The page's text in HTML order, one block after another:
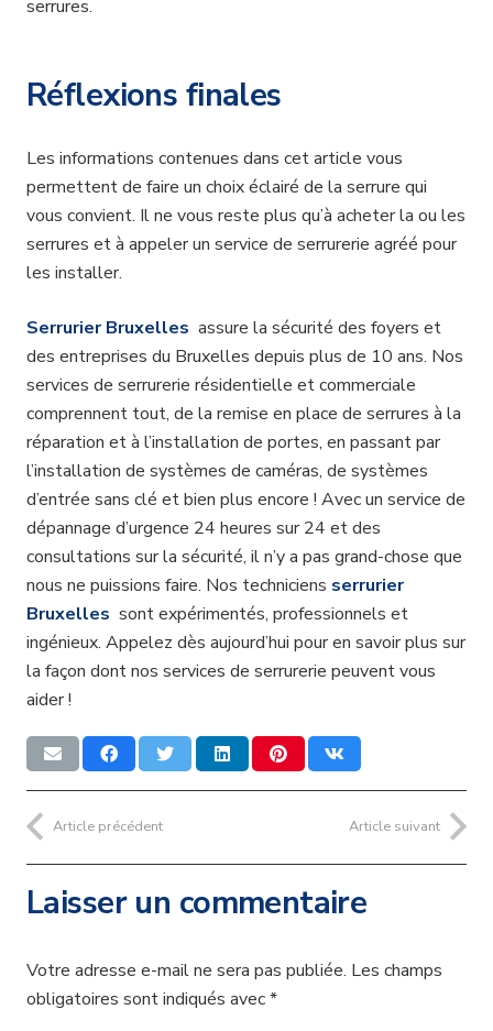
serrures.
Réflexions finales
Les informations contenues dans cet article vous
permettent de faire un choix éclairé de la serrure qui
vous convient. Il ne vous reste plus qu’à acheter la ou les
serrures et à appeler un service de serrurerie agréé pour
les installer.
Serrurier Bruxelles assure la sécurité des foyers et
des entreprises du Bruxelles depuis plus de 10 ans. Nos
services de serrurerie résidentielle et commerciale
comprennent tout, de la remise en place de serrures à la
réparation et à l’installation de portes, en passant par
l’installation de systèmes de caméras, de systèmes
d’entrée sans clé et bien plus encore ! Avec un service de
dépannage d’urgence 24 heures sur 24 et des
consultations sur la sécurité, il n’y a pas grand-chose que
nous ne puissions faire. Nos techniciens serrurier
Bruxelles sont expérimentés, professionnels et
ingénieux. Appelez dès aujourd’hui pour en savoir plus sur
la façon dont nos services de serrurerie peuvent vous
aider !
Article précédent Article suivant
Laisser un commentaire
Votre adresse e-mail ne sera pas publiée. Les champs
obligatoires sont indiqués avec*